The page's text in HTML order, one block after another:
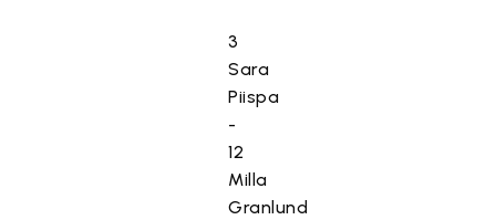
3
Sara
Piispa
-
12
Milla
Granlund